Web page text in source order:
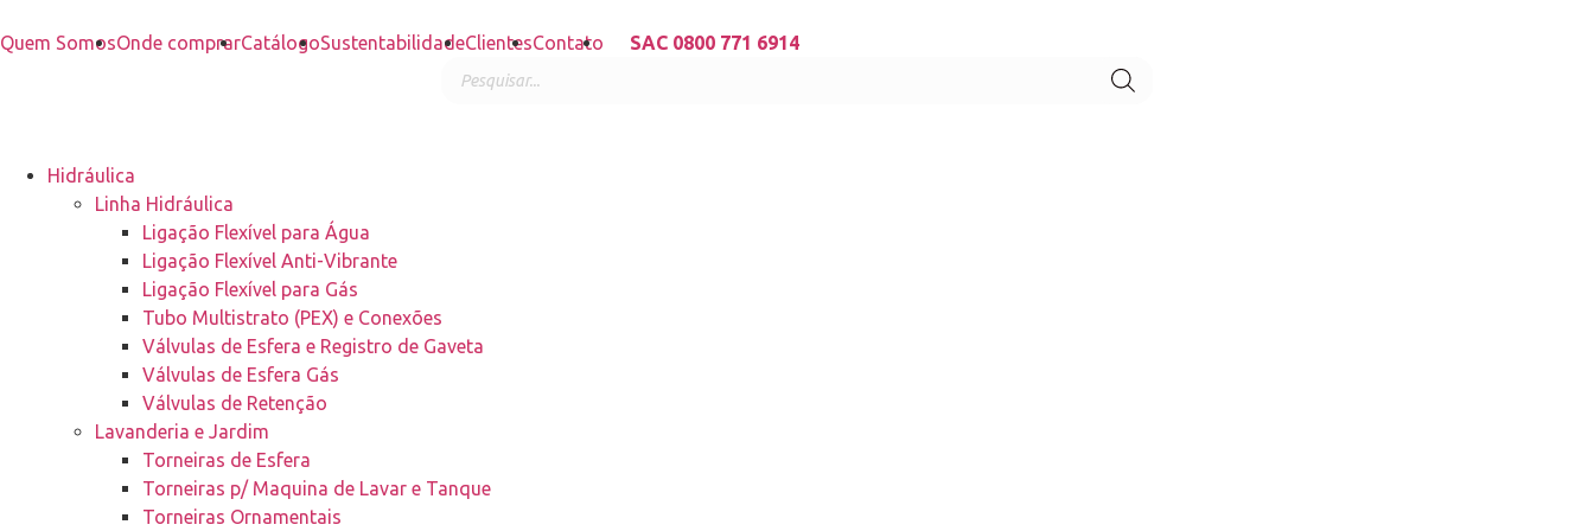
Quem SomosOnde comprarCatálogoSustentabilidadeClientesContato SAC 0800 771 6914
Hidráulica
Linha Hidráulica
Ligação Flexível para Água
Ligação Flexível Anti-Vibrante
Ligação Flexível para Gás
Tubo Multistrato (PEX) e Conexões
Válvulas de Esfera e Registro de Gaveta
Válvulas de Esfera Gás
Válvulas de Retenção
Lavanderia e Jardim
Torneiras de Esfera
Torneiras p/ Maquina de Lavar e Tanque
Torneiras Ornamentais